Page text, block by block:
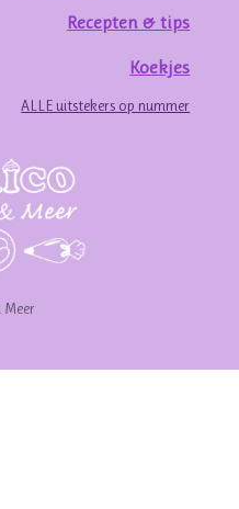
Recepten & tips
Koekjes
ALLE uitstekers op nummer